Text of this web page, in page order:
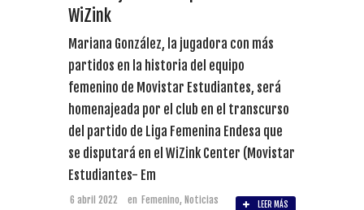
WiZink
Mariana González, la jugadora con más
partidos en la historia del equipo
femenino de Movistar Estudiantes, será
homenajeada por el club en el transcurso
del partido de Liga Femenina Endesa que
se disputará en el WiZink Center (Movistar
Estudiantes- Em
6 abril 2022 en Femenino, Noticias LEER MÁS